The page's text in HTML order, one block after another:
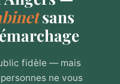
sans
fidèle — mais
ne vous